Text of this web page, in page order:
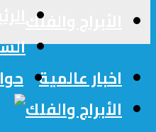
الأبراج والفلك
اخبار عالمية
الأبراج والفلك